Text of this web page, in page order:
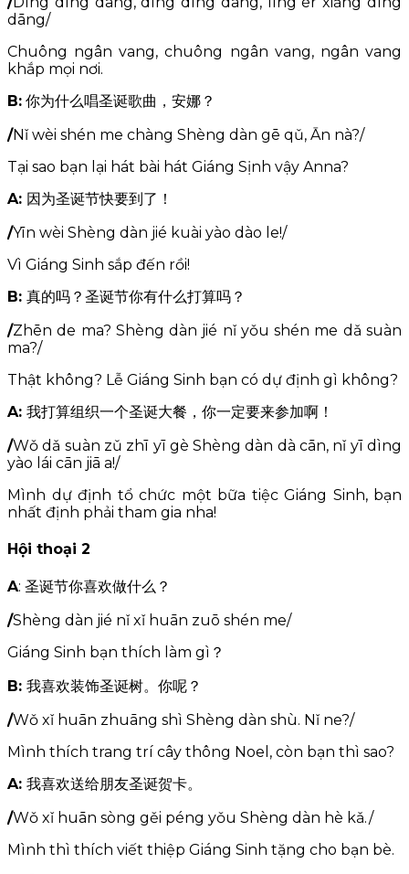
dāng/
Chuông ngân vang, chuông ngân vang, ngân vang
khắp mọi nơi.
B: 你为什么唱圣诞歌曲，安娜？
/Nǐ wèi shén me chàng Shèng dàn gē qǔ, Ān nà?/
Tại sao bạn lại hát bài hát Giáng Sịnh vậy Anna?
A: 因为圣诞节快要到了！
/Yīn wèi Shèng dàn jié kuài yào dào le!/
Vì Giáng Sinh sắp đến rồi!
B: 真的吗？圣诞节你有什么打算吗？
/Zhēn de ma? Shèng dàn jié nǐ yǒu shén me dǎ suàn
ma?/
Thật không? Lễ Giáng Sinh bạn có dự định gì không?
A: 我打算组织一个圣诞大餐，你一定要来参加啊！
/Wǒ dǎ suàn zǔ zhī yī gè Shèng dàn dà cān, nǐ yī dìng
yào lái cān jiā a!/
Mình dự định tổ chức một bữa tiệc Giáng Sinh, bạn
nhất định phải tham gia nha!
Hội thoại 2
A: 圣诞节你喜欢做什么？
/Shèng dàn jié nǐ xǐ huān zuō shén me/
Giáng Sinh bạn thích làm gì？
B: 我喜欢装饰圣诞树。你呢？
/Wǒ xǐ huān zhuāng shì Shèng dàn shù. Nǐ ne?/
Mình thích trang trí cây thông Noel, còn bạn thì sao?
A: 我喜欢送给朋友圣诞贺卡。
/Wǒ xǐ huān sòng gěi péng yǒu Shèng dàn hè kǎ./
Mình thì thích viết thiệp Giáng Sinh tặng cho bạn bè.